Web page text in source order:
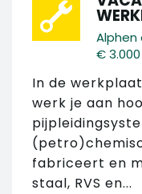
Alphen
€
In de
werk je aan
fabriceert en
staal, RVS en...